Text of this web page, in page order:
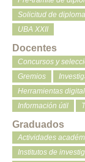
Solicitud de diploma
UBA XXII
Docentes
Concursos y
Gremios
Herramientas
Información útil
Graduados
Actividades
Institutos de